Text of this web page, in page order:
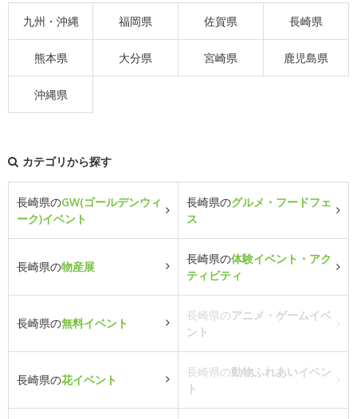
九州・沖縄 福岡県 佐賀県 長崎県
熊本県 大分県 宮崎県 鹿児島県
沖縄県
カテゴリから探す
長崎県のGW(ゴールデンウィ
ーク)イベント
長崎県のグルメ・フードフェ
ス
長崎県の物産展
長崎県の体験イベント・アク
ティビティ
長崎県の無料イベント
長崎県のアニメ・ゲームイベ
ント
長崎県の花イベント
長崎県の動物ふれあいイベン
ト